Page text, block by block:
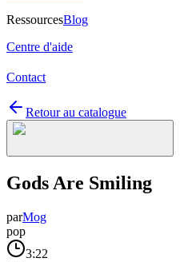
RessourcesBlog
Centre d'aide
Contact
Retour au catalogue
Gods Are Smiling
parMog
pop
3:22